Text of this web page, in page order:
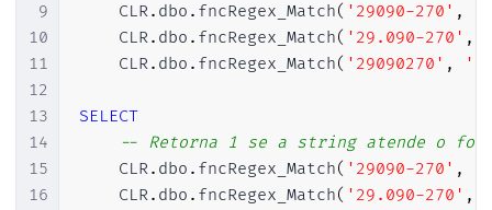
9
10
11
12
13
14
15
16
    CLR
. dbo . fncRegex_Match( '29090-270' ,
    CLR
. dbo . fncRegex_Match( '29.090-270' ,
    CLR
. dbo . fncRegex_Match( '29090270' ,
SELECT
-- Retorna 1 se a string atende o
    CLR
. dbo . fncRegex_Match( '29090-270' ,
    CLR
. dbo . fncRegex_Match( '29.090-270' ,